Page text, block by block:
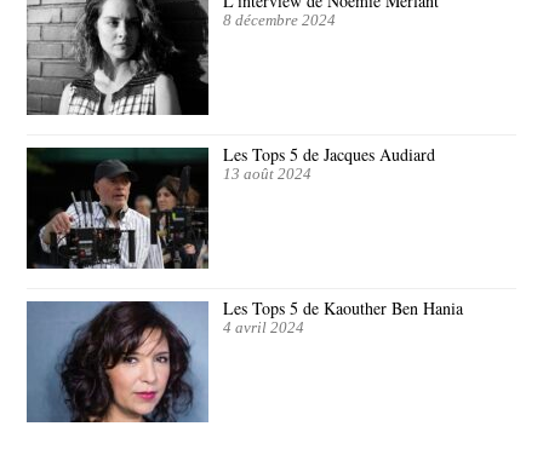
8 décembre 2024
Les Tops 5 de Jacques Audiard
13 août 2024
Les Tops 5 de Kaouther Ben Hania
4 avril 2024